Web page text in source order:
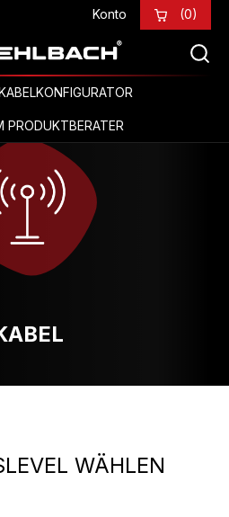
Konto (0)
WÄHLEN